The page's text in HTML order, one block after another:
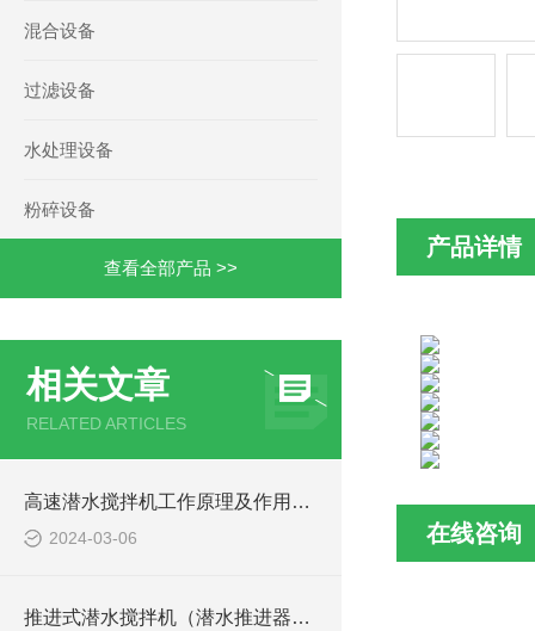
混合设备
过滤设备
水处理设备
粉碎设备
查看全部产品 >>
相关文章
RELATED ARTICLES
高速潜水搅拌机工作原理及作用特点、安装结构图
2024-03-06
推进式潜水搅拌机（潜水推进器）厂家讲解日常维护要点
产品详情
在线咨询